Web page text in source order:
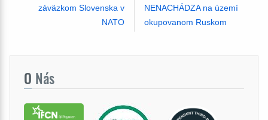
záväzkom Slovenska v
NATO
NENACHÁDZA na území
okupovanom Ruskom
O Nás